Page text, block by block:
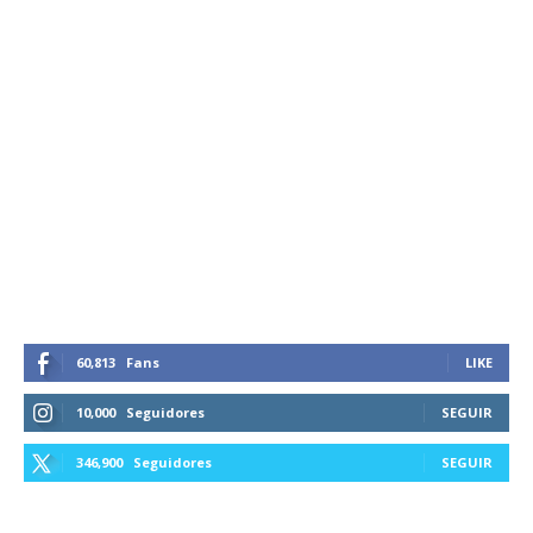
60,813 Fans LIKE
10,000 Seguidores SEGUIR
346,900 Seguidores SEGUIR